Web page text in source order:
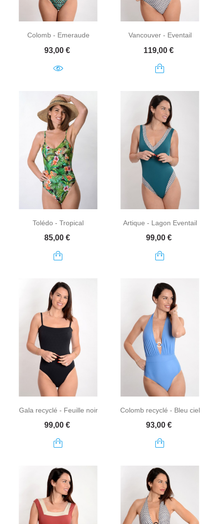
Colomb - Emeraude
Prix
93,00 €
Vancouver - Eventail
Prix
119,00 €
Tolédo - Tropical
Prix
85,00 €
Artique - Lagon Eventail
Prix
99,00 €
Gala recyclé - Feuille noir
Prix
99,00 €
Colomb recyclé - Bleu ciel
Prix
93,00 €